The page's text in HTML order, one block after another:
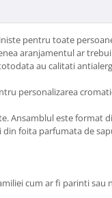
pentru toate
aranjamentul ar
au calitati
personalizarea
este format
foita parfumata de
cum ar fi parinti sau